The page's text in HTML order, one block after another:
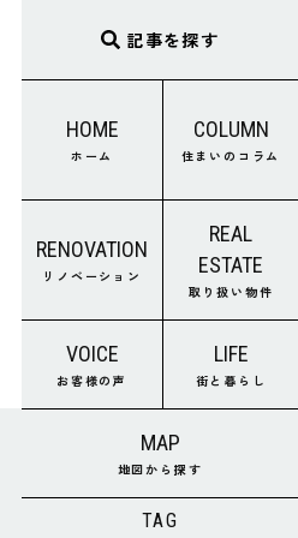
記事を探す
HOME
ホーム
COLUMN
住まいのコラム
RENOVATION
リノベーション
REAL
ESTATE
取り扱い物件
VOICE
お客様の声
LIFE
街と暮らし
MAP
地図から探す
TAG